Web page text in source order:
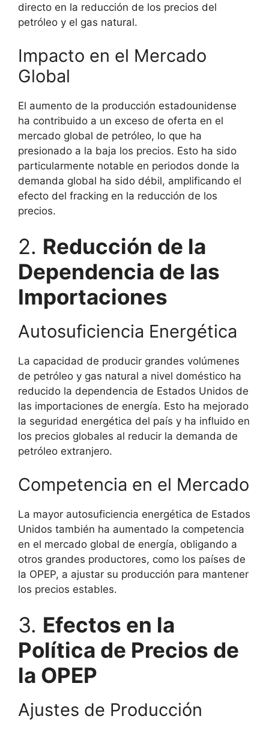
directo en la reducción de los precios del
petróleo y el gas natural.
Impacto en el Mercado
Global
El aumento de la producción estadounidense
ha contribuido a un exceso de oferta en el
mercado global de petróleo, lo que ha
presionado a la baja los precios. Esto ha sido
particularmente notable en periodos donde la
demanda global ha sido débil, amplificando el
efecto del fracking en la reducción de los
precios.
2. Reducción de la
Dependencia de las
Importaciones
Autosuficiencia Energética
La capacidad de producir grandes volúmenes
de petróleo y gas natural a nivel doméstico ha
reducido la dependencia de Estados Unidos de
las importaciones de energía. Esto ha mejorado
la seguridad energética del país y ha influido en
los precios globales al reducir la demanda de
petróleo extranjero.
Competencia en el Mercado
La mayor autosuficiencia energética de Estados
Unidos también ha aumentado la competencia
en el mercado global de energía, obligando a
otros grandes productores, como los países de
la OPEP, a ajustar su producción para mantener
los precios estables.
3. Efectos en la
Política de Precios de
la OPEP
Ajustes de Producción